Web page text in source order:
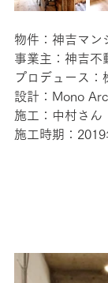
物件：神吉マン
事業主：神吉不
プロデュース：
設計：Mono
施工：中村さん
施工時期：2019